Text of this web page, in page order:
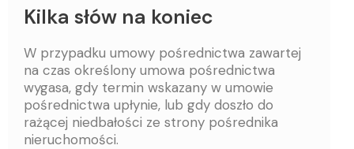
Kilka słów na koniec
W przypadku umowy pośrednictwa zawartej
na czas określony umowa pośrednictwa
wygasa, gdy termin wskazany w umowie
pośrednictwa upłynie, lub gdy doszło do
rażącej niedbałości ze strony pośrednika
nieruchomości.